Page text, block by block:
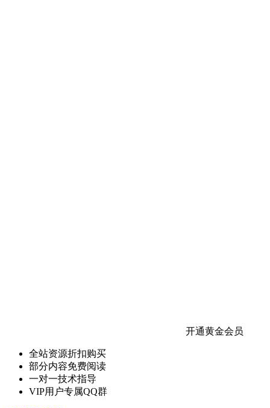
开通黄金会员
全站资源折扣购买
部分内容免费阅读
一对一技术指导
VIP用户专属QQ群